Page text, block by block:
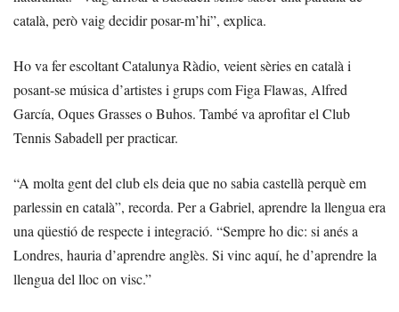
català, però vaig decidir posar-m’hi”, explica.
Ho va fer escoltant Catalunya Ràdio, veient sèries en català i
posant-se música d’artistes i grups com Figa Flawas, Alfred
García, Oques Grasses o Buhos. També va aprofitar el Club
Tennis Sabadell per practicar.
“A molta gent del club els deia que no sabia castellà perquè em
parlessin en català”, recorda. Per a Gabriel, aprendre la llengua era
una qüestió de respecte i integració. “Sempre ho dic: si anés a
Londres, hauria d’aprendre anglès. Si vinc aquí, he d’aprendre la
llengua del lloc on visc.”